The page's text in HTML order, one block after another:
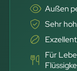
Außen
Sehr
Für